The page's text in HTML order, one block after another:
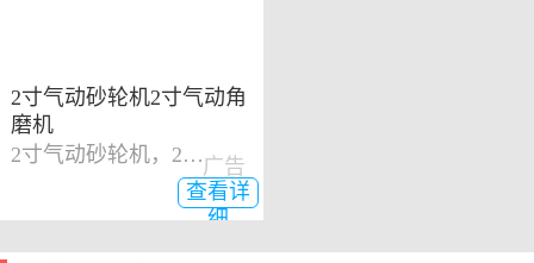
2寸气动砂轮机2寸气动角
磨机
2寸气动砂轮机，2寸气动角磨机
查看详
细
广告